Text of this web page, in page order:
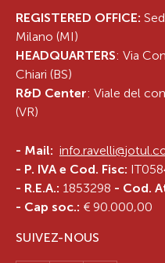
REGISTERED OFFICE:
Milano (MI)
HEADQUARTERS: Via
Chiari (BS)
R&D Center: Viale del
(VR)
- Mail:
- P. IVA e Cod. Fisc:
- R.E.A.: 1853298 - Cod.
- Cap soc.: € 90.000,00
SUIVEZ-NOUS